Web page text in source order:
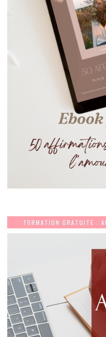
FORMATION GRATUITE :